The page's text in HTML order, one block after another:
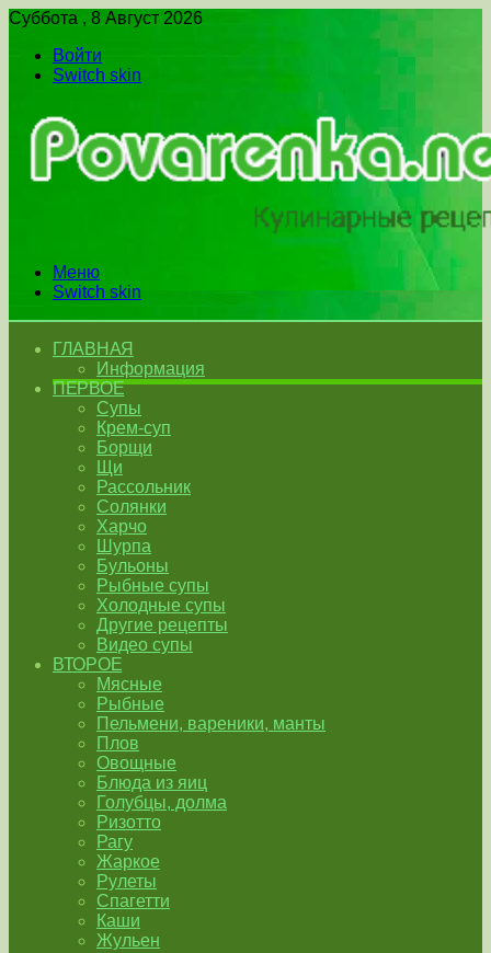
Суббота , 8 Август 2026
Войти
Switch skin
Меню
Switch skin
ГЛАВНАЯ
Информация
ПЕРВОЕ
Супы
Крем-суп
Борщи
Щи
Рассольник
Солянки
Харчо
Шурпа
Бульоны
Рыбные супы
Холодные супы
Другие рецепты
Видео супы
ВТОРОЕ
Мясные
Рыбные
Пельмени, вареники, манты
Плов
Овощные
Блюда из яиц
Голубцы, долма
Ризотто
Рагу
Жаркое
Рулеты
Спагетти
Каши
Жульен